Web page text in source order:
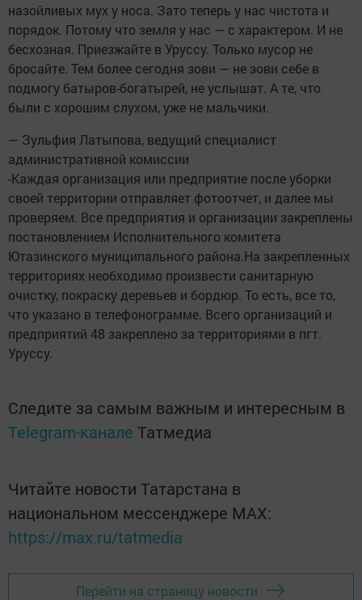
назойливых мух у носа. Зато теперь у нас чистота и
порядок. Потому что земля у нас — с характером. И не
бесхозная. Приезжайте в Уруссу. Только мусор не
бросайте. Тем более сегодня зови — не зови себе в
подмогу батыров-богатырей, не услышат. А те, что
были с хорошим слухом, уже не мальчики.
— Зульфия Латыпова, ведущий специалист
административной комиссии
-Каждая организация или предприятие после уборки
своей территории отправляет фотоотчет, и далее мы
проверяем. Все предприятия и организации закреплены
постановлением Исполнительного комитета
Ютазинского муниципального района.На закрепленных
территориях необходимо произвести санитарную
очистку, покраску деревьев и бордюр. То есть, все то,
что указано в телефонограмме. Всего организаций и
предприятий 48 закреплено за территориями в пгт.
Уруссу.
Следите за самым важным и интересным в
Telegram-канале Татмедиа
Читайте новости Татарстана в
национальном мессенджере MАХ:
https://max.ru/tatmedia
Перейти на страницу новости